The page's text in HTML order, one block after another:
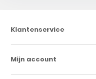
Klantenservice
Mijn account